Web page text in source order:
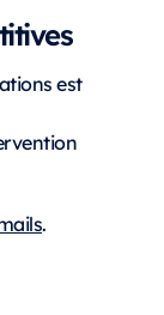
est
.